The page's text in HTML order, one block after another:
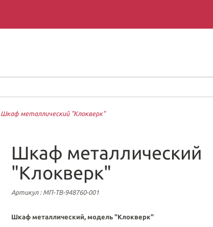
Шкаф металлический "Клокверк"
Шкаф металлический
"Клокверк"
Артикул: МП-ТВ-948760-001
Шкаф металлический, модель "Клокверк"